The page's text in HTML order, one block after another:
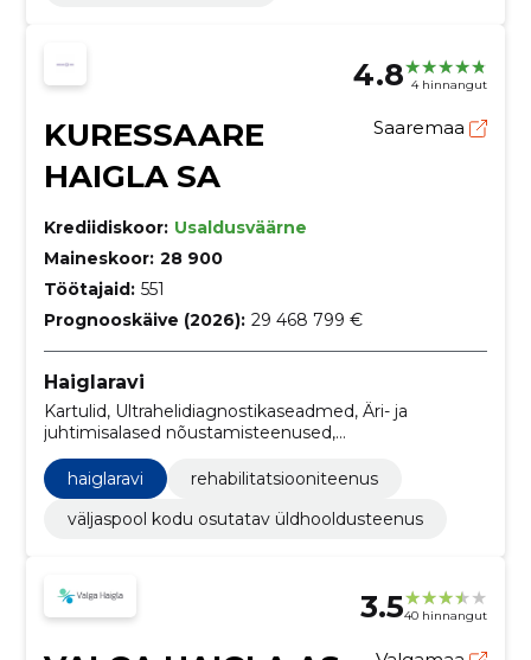
4.8 4 hinnangut
KURESSAARE
HAIGLA SA
Saaremaa
Krediidiskoor: Usaldusväärne
Maineskoor: 28 900
Töötajaid: 551
Prognooskäive (2026): 29 468 799 €
Haiglaravi
Kartulid, Ultrahelidiagnostikaseadmed, Äri- ja
juhtimisalased nõustamisteenused,
Operatsioonilauad, Tualettpaber, taskurätikud,
käterätikud ja salvrätikud, hoone viimistlustööd,
Kiirabiautod, Tomograafiaseadmed, Ultraheliseadmed,
Uste paigaldamine
haiglaravi
rehabilitatsiooniteenus
väljaspool kodu osutatav üldhooldusteenus
3.540 hinnangut